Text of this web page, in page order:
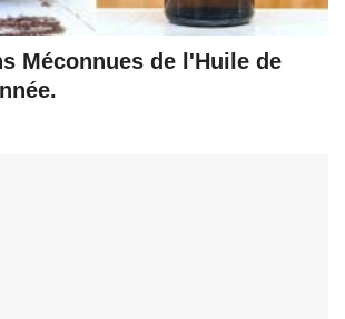
Méconnues de l'Huile de